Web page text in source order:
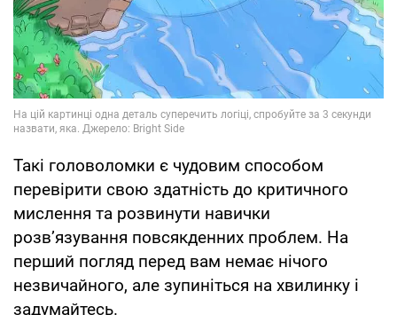
Такі головоломки є чудовим способом
перевірити свою здатність до критичного
мислення та розвинути навички
розв’язування повсякденних проблем. На
перший погляд перед вам немає нічого
незвичайного, але зупиніться на хвилинку і
задумайтесь.